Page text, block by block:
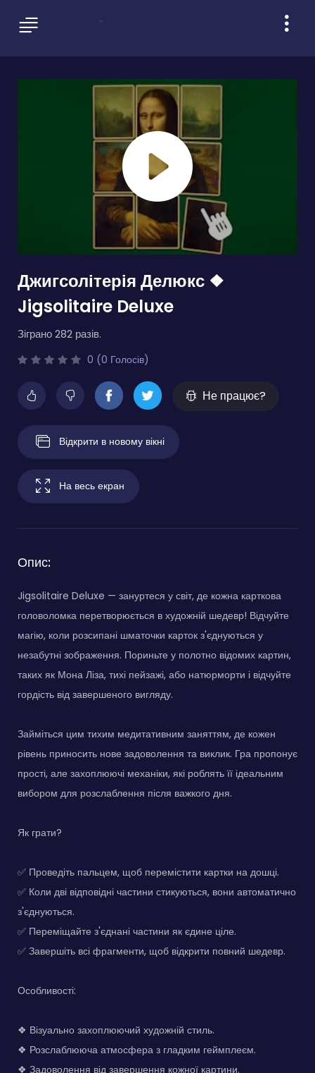
Джигсолітерія Делюкс ❖
Jigsolitaire Deluxe
Зіграно 282 разів.
0 (0 Голосів)
Не працює?
Відкрити в новому вікні
На весь екран
Опис:
Jigsolitaire Deluxe — зануртеся у світ, де кожна карткова
головоломка перетворюється в художній шедевр! Відчуйте
магію, коли розсипані шматочки карток з'єднуються у
незабутні зображення. Пориньте у полотно відомих картин,
таких як Мона Ліза, тихі пейзажі, або натюрморти і відчуйте
гордість від завершеного вигляду.
Займіться цим тихим медитативним заняттям, де кожен
рівень приносить нове задоволення та виклик. Гра пропонує
прості, але захоплюючі механіки, які роблять її ідеальним
вибором для розслаблення після важкого дня.
Як грати?
✅ Проведіть пальцем, щоб перемістити картки на дошці.
✅ Коли дві відповідні частини стикуються, вони автоматично
з'єднуються.
✅ Переміщайте з'єднані частини як єдине ціле.
✅ Завершіть всі фрагменти, щоб відкрити повний шедевр.
Особливості:
❖ Візуально захоплюючий художній стиль.
❖ Розслаблююча атмосфера з гладким геймплеєм.
❖ Задоволення від завершення кожної картини.